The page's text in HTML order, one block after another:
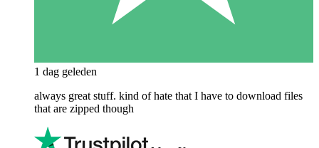
1 dag geleden
always great stuff. kind of hate that I have to download files
that are zipped though